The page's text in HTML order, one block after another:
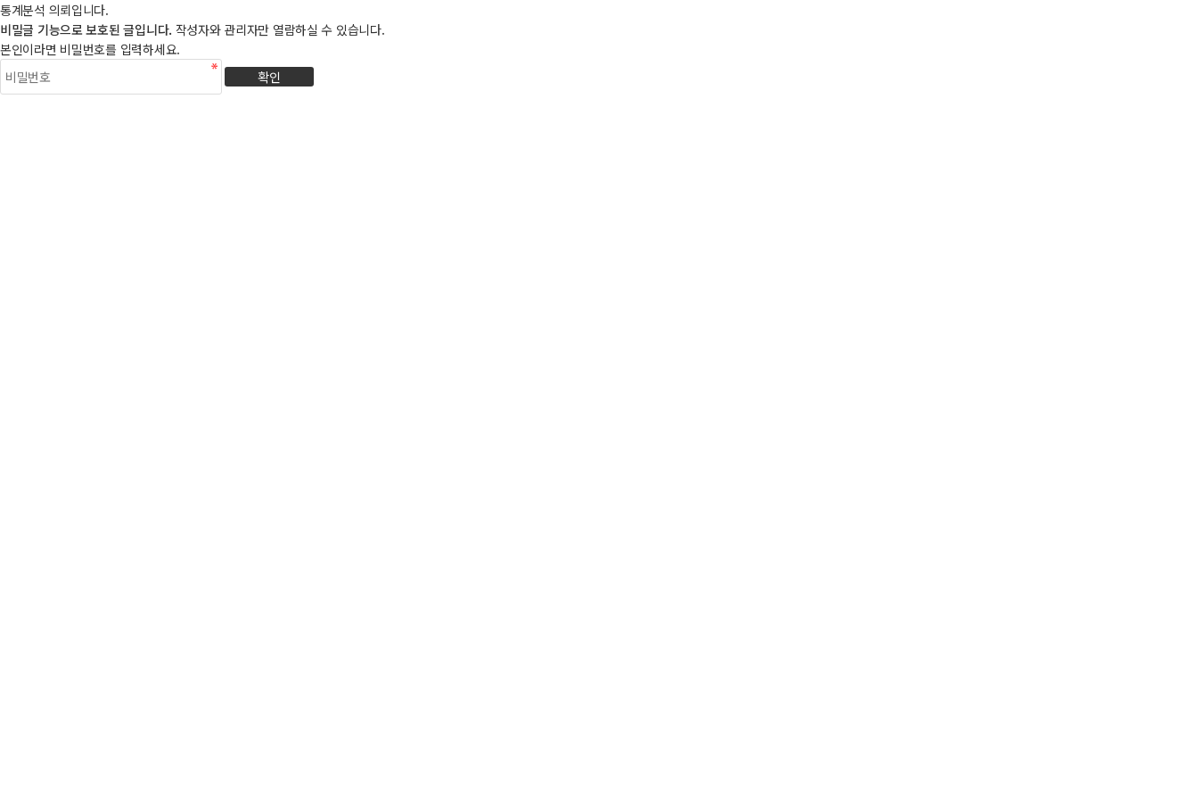
통계분석 의뢰입니다.
비밀글 기능으로 보호된 글입니다. 작성자와 관리자만 열람하실 수 있습니다.
본인이라면 비밀번호를 입력하세요.